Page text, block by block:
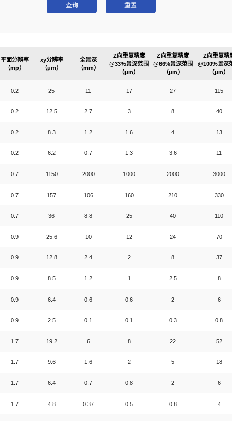
查询 重置
平面分辨率
（mp）
xy分辨率
（μm）
全景深
（mm）
Z向重复精度
@33%景深范围
（μm）
Z向重复精度
@66%景深范围
（μm）
Z向重复精
@100%景深
（μm）
0.2 25 11 17 27 115
0.2 12.5 2.7 3 8 40
0.2 8.3 1.2 1.6 4 13
0.2 6.2 0.7 1.3 3.6 11
0.7 1150 2000 1000 2000 3000
0.7 157 106 160 210 330
0.7 36 8.8 25 40 110
0.9 25.6 10 12 24 70
0.9 12.8 2.4 2 8 37
0.9 8.5 1.2 1 2.5 8
0.9 6.4 0.6 0.6 2 6
0.9 2.5 0.1 0.1 0.3 0.8
1.7 19.2 6 8 22 52
1.7 9.6 1.6 2 5 18
1.7 6.4 0.7 0.8 2 6
1.7 4.8 0.37 0.5 0.8 4